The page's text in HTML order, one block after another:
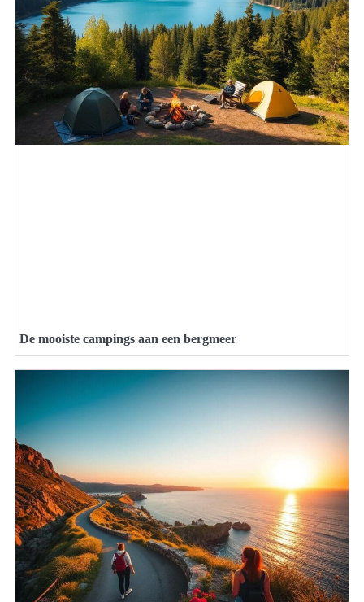
De mooiste campings aan een bergmeer